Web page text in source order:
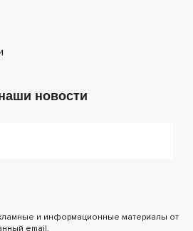
новости
и информационные материалы от
email.